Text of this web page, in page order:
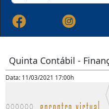
Quinta Contábil -
Data: 11/03/2021 17:00h